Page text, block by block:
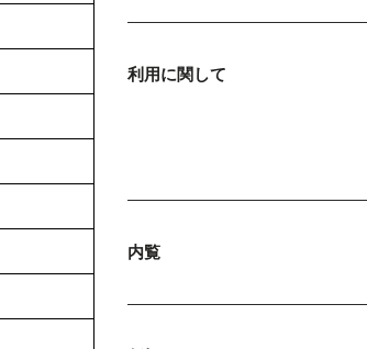
利用に関して
内覧